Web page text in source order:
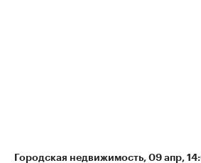
Городская недвижимость 09 апр,